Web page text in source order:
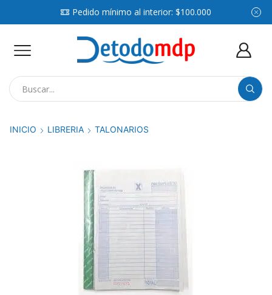
Pedido mínimo al interior: $100.000
INICIO LIBRERIA TALONARIOS